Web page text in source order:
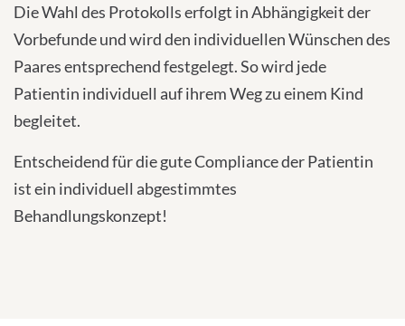
Die Wahl des Protokolls erfolgt in Abhängigkeit der
Vorbefunde und wird den individuellen Wünschen des
Paares entsprechend festgelegt. So wird jede
Patientin individuell auf ihrem Weg zu einem Kind
begleitet.
Entscheidend für die gute Compliance der Patientin
ist ein individuell abgestimmtes
Behandlungskonzept!